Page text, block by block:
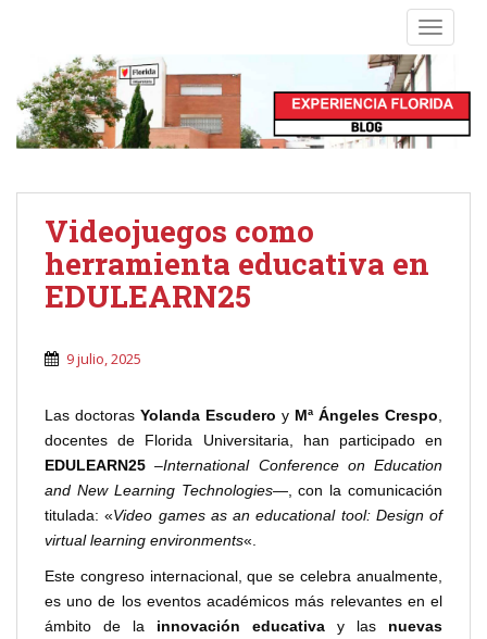
Videojuegos como
herramienta educativa en
EDULEARN25
9 julio, 2025
Las doctoras Yolanda Escudero y Mª Ángeles Crespo,
docentes de Florida Universitaria, han participado en
EDULEARN25 –International Conference on Education
and New Learning Technologies—, con la comunicación
titulada: «Video games as an educational tool: Design of
virtual learning environments«.
Este congreso internacional, que se celebra anualmente,
es uno de los eventos académicos más relevantes en el
ámbito de la innovación educativa y las nuevas